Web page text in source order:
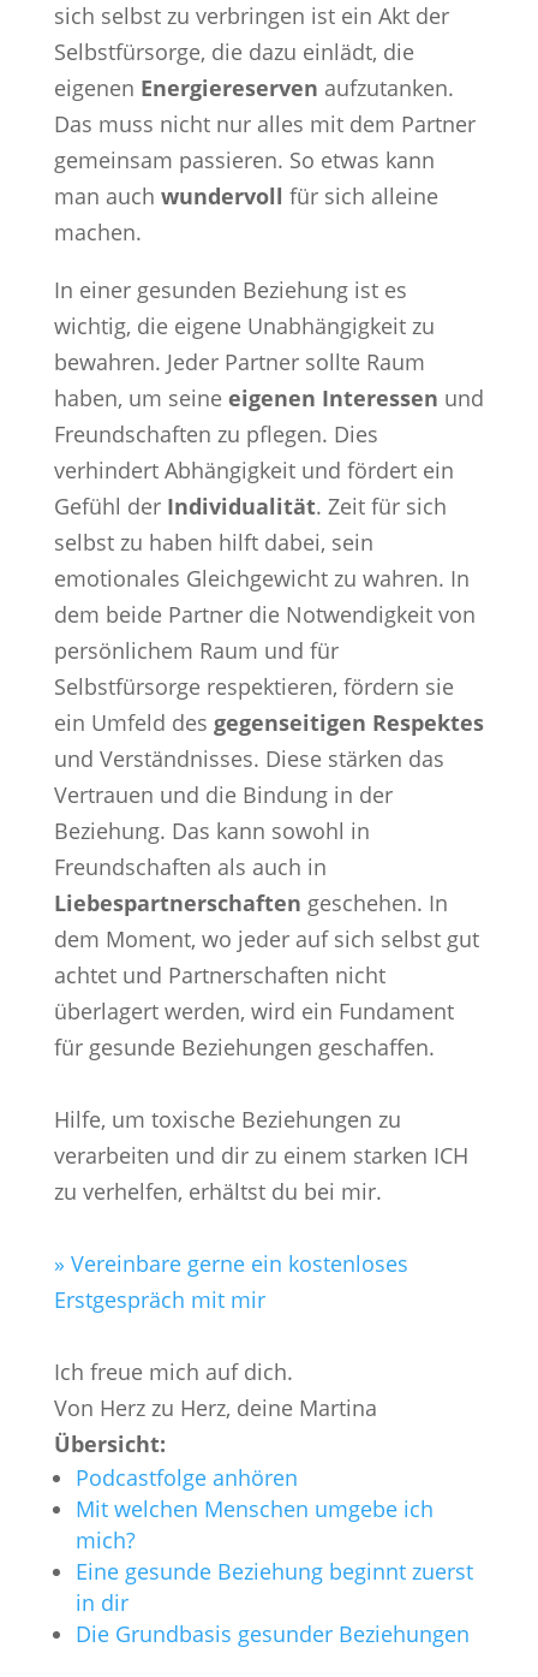
sich selbst zu verbringen ist ein Akt der
Selbstfürsorge, die dazu einlädt, die
eigenen Energiereserven aufzutanken.
Das muss nicht nur alles mit dem Partner
gemeinsam passieren. So etwas kann
man auch wundervoll für sich alleine
machen.
In einer gesunden Beziehung ist es
wichtig, die eigene Unabhängigkeit zu
bewahren. Jeder Partner sollte Raum
haben, um seine eigenen Interessen und
Freundschaften zu pflegen. Dies
verhindert Abhängigkeit und fördert ein
Gefühl der Individualität. Zeit für sich
selbst zu haben hilft dabei, sein
emotionales Gleichgewicht zu wahren. In
dem beide Partner die Notwendigkeit von
persönlichem Raum und für
Selbstfürsorge respektieren, fördern sie
ein Umfeld des gegenseitigen Respektes
und Verständnisses. Diese stärken das
Vertrauen und die Bindung in der
Beziehung. Das kann sowohl in
Freundschaften als auch in
Liebespartnerschaften geschehen. In
dem Moment, wo jeder auf sich selbst gut
achtet und Partnerschaften nicht
überlagert werden, wird ein Fundament
für gesunde Beziehungen geschaffen.
Hilfe, um toxische Beziehungen zu
verarbeiten und dir zu einem starken ICH
zu verhelfen, erhältst du bei mir.
» Vereinbare gerne ein kostenloses
Erstgespräch mit mir
Ich freue mich auf dich.
Von Herz zu Herz, deine Martina
Übersicht:
Podcastfolge anhören
Mit welchen Menschen umgebe ich
mich?
Eine gesunde Beziehung beginnt zuerst
in dir
Die Grundbasis gesunder Beziehungen